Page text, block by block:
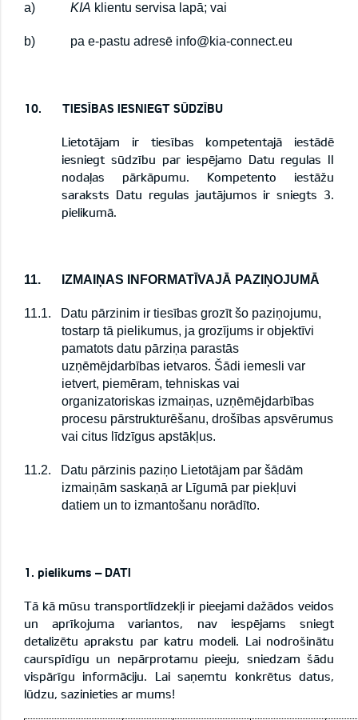
a) KIA klientu servisa lapā; vai
b) pa e-pastu adresē info@kia-connect.eu
10. TIESĪBAS IESNIEGT SŪDZĪBU
Lietotājam ir tiesības kompetentajā iestādē
iesniegt sūdzību par iespējamo Datu regulas II
nodaļas pārkāpumu. Kompetento iestāžu
saraksts Datu regulas jautājumos ir sniegts 3.
pielikumā.
11. IZMAIŅAS INFORMATĪVAJĀ PAZIŅOJUMĀ
11.1.
Datu pārzinim ir tiesības grozīt šo paziņojumu,
tostarp tā pielikumus, ja grozījums ir objektīvi
pamatots datu pārziņa parastās
uzņēmējdarbības ietvaros. Šādi iemesli var
ietvert, piemēram, tehniskas vai
organizatoriskas izmaiņas, uzņēmējdarbības
procesu pārstrukturēšanu, drošības apsvērumus
vai citus līdzīgus apstākļus.
11.2.
Datu pārzinis paziņo Lietotājam par šādām
izmaiņām saskaņā ar Līgumā par piekļuvi
datiem un to izmantošanu norādīto.
1. pielikums – DATI
Tā kā mūsu transportlīdzekļi ir pieejami dažādos veidos
un aprīkojuma variantos, nav iespējams sniegt
detalizētu aprakstu par katru modeli. Lai nodrošinātu
caurspīdīgu un nepārprotamu pieeju, sniedzam šādu
vispārīgu informāciju. Lai saņemtu konkrētus datus,
lūdzu, sazinieties ar mums!